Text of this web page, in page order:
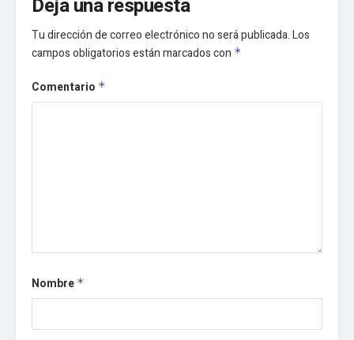
Deja una respuesta
Tu dirección de correo electrónico no será publicada.Los
campos obligatorios están marcados con *
Comentario *
Nombre *